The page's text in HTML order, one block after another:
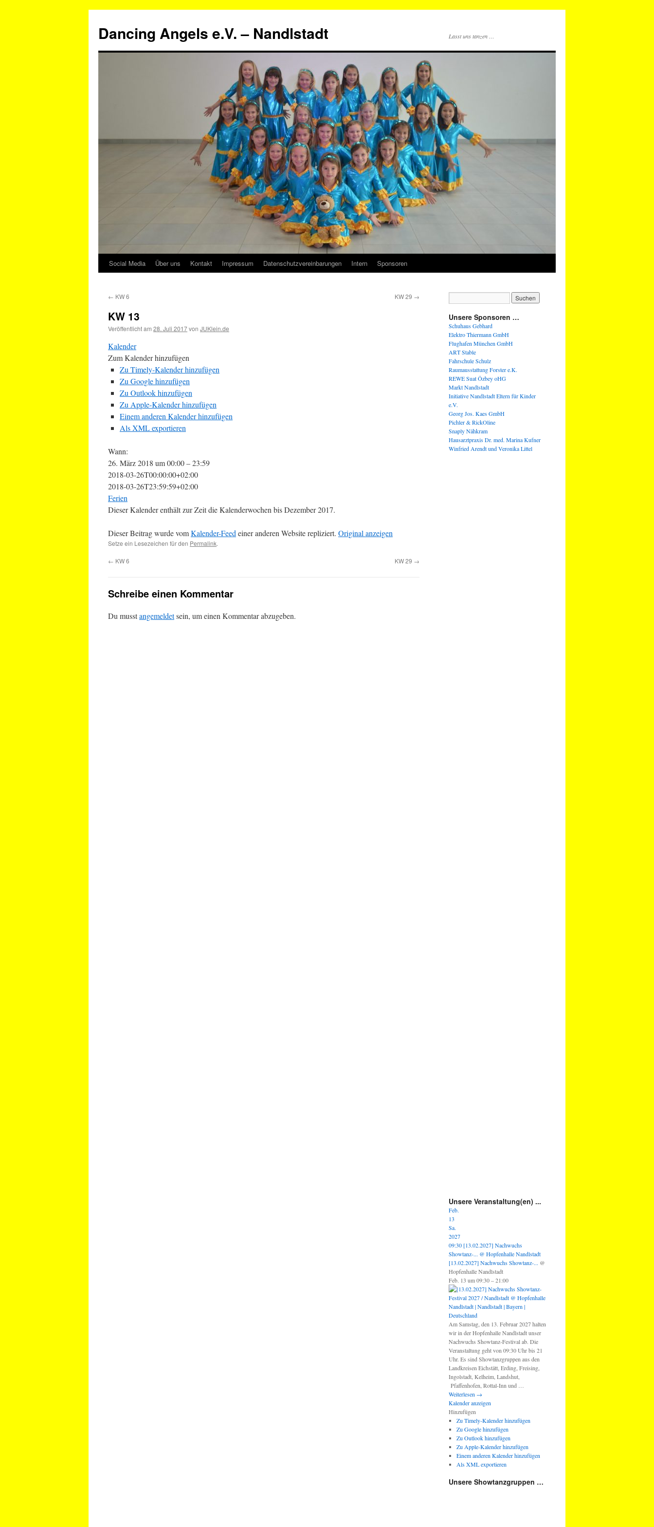
springen
Dancing Angels e.V. – Nandlstadt Lasst uns tanzen …
Social Media Über uns Kontakt Impressum Datenschutzvereinbarungen Intern Sponsoren
← KW 6 KW 29 →
KW 13
Veröffentlicht am 28. Juli 2017von JUKlein.de
Kalender
Zum Kalender hinzufügen
Zu Timely-Kalender hinzufügen
Zu Google hinzufügen
Zu Outlook hinzufügen
Zu Apple-Kalender hinzufügen
Einem anderen Kalender hinzufügen
Als XML exportieren
Wann:
26. März 2018 um 00:00 – 23:59
2018-03-26T00:00:00+02:00
2018-03-26T23:59:59+02:00
Ferien
Dieser Kalender enthält zur Zeit die Kalenderwochen bis Dezember 2017.
Dieser Beitrag wurde vomKalender-Feed einer anderen Website repliziert. Original anzeigen
Setze ein Lesezeichen für den Permalink.
← KW 6 KW 29 →
Schreibe einen Kommentar
Du musstangemeldetsein, um einen Kommentar abzugeben.
Unsere Sponsoren …
Schuhaus Gebhard
Elektro Thiermann GmbH
Flughafen München GmbH
ART Stable
Fahrschule Schulz
Raumausstattung Forster e.K.
REWE Suat Özbey oHG
Markt Nandlstadt
Initiative Nandlstadt Eltern für Kinder
e.V.
Georg Jos. Kaes GmbH
Pichler & RickOline
Snaply Nähkram
Hausarztpraxis Dr. med. Marina Kufner
Winfried Arendt und Veronika Littel
Unsere Veranstaltung(en) ...
Feb.
13
Sa.
2027
09:30 [13.02.2027] Nachwuchs
Showtanz-... @ Hopfenhalle Nandlstadt
[13.02.2027] Nachwuchs Showtanz-... @
Hopfenhalle Nandlstadt
Feb. 13 um 09:30 – 21:00
Am Samstag, den 13. Februar 2027 halten
wir in der Hopfenhalle Nandlstadt unser
Nachwuchs Showtanz-Festival ab. Die
Veranstaltung geht von 09:30 Uhr bis 21
Uhr. Es sind Showtanzgruppen aus den
Landkreisen Eichstätt, Erding, Freising,
Ingolstadt, Kelheim, Landshut,
Pfaffenhofen, Rottal-Inn und …
Weiterlesen →
Kalender anzeigen
Hinzufügen
Zu Timely-Kalender hinzufügen
Zu Google hinzufügen
Zu Outlook hinzufügen
Zu Apple-Kalender hinzufügen
Einem anderen Kalender hinzufügen
Als XML exportieren
Unsere Showtanzgruppen …